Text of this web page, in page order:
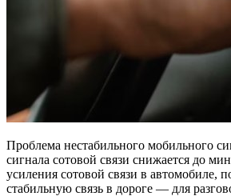
Проблема нестабильного мобильного
сигнала сотовой связи снижается до
усиления сотовой связи в автомобиле,
стабильную связь в дороге — для